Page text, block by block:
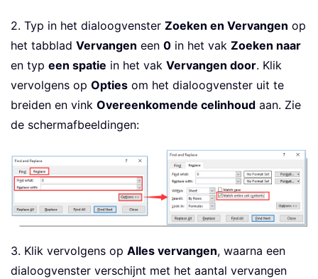
2. Typ in het dialoogvenster Zoeken en Vervangen op
het tabblad Vervangen een 0 in het vak Zoeken naar
en typ een spatie in het vak Vervangen door. Klik
vervolgens op Opties om het dialoogvenster uit te
breiden en vink Overeenkomende celinhoud aan. Zie
de schermafbeeldingen:
3. Klik vervolgens op Alles vervangen, waarna een
dialoogvenster verschijnt met het aantal vervangen